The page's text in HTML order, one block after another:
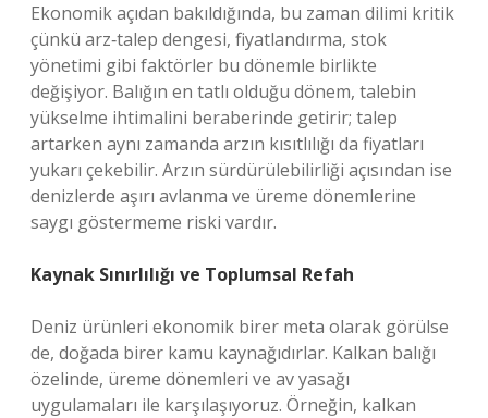
Ekonomik açıdan bakıldığında, bu zaman dilimi kritik
çünkü arz‑talep dengesi, fiyatlandırma, stok
yönetimi gibi faktörler bu dönemle birlikte
değişiyor. Balığın en tatlı olduğu dönem, talebin
yükselme ihtimalini beraberinde getirir; talep
artarken aynı zamanda arzın kısıtlılığı da fiyatları
yukarı çekebilir. Arzın sürdürülebilirliği açısından ise
denizlerde aşırı avlanma ve üreme dönemlerine
saygı göstermeme riski vardır.
Kaynak Sınırlılığı ve Toplumsal Refah
Deniz ürünleri ekonomik birer meta olarak görülse
de, doğada birer kamu kaynağıdırlar. Kalkan balığı
özelinde, üreme dönemleri ve av yasağı
uygulamaları ile karşılaşıyoruz. Örneğin, kalkan